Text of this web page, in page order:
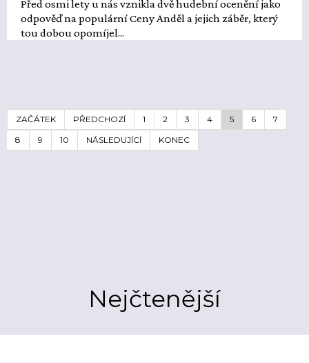
Před osmi lety u nás vznikla dvě hudební ocenění jako
odpověď na populární Ceny Anděl a jejich záběr, který
tou dobou opomíjel...
ZAČÁTEK PŘEDCHOZÍ 1 2 3 4 5 6
7
8
9 10 NÁSLEDUJÍCÍ KONEC
Nejčtenější